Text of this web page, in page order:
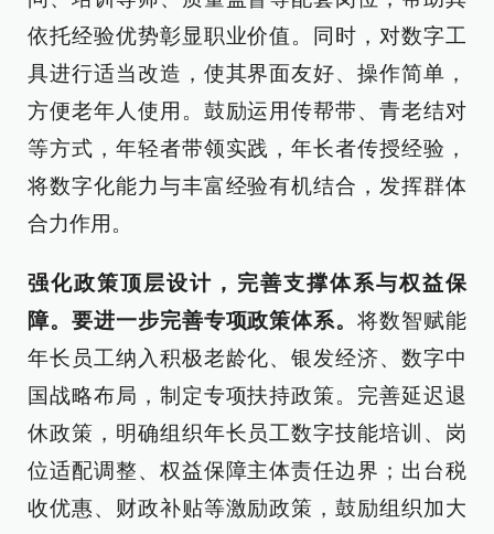
依托经验优势彰显职业价值。同时，对数字工
具进行适当改造，使其界面友好、操作简单，
方便老年人使用。鼓励运用传帮带、青老结对
等方式，年轻者带领实践，年长者传授经验，
将数字化能力与丰富经验有机结合，发挥群体
合力作用。
强化政策顶层设计，完善支撑体系与权益保
障。要进一步完善专项政策体系。将数智赋能
年长员工纳入积极老龄化、银发经济、数字中
国战略布局，制定专项扶持政策。完善延迟退
休政策，明确组织年长员工数字技能培训、岗
位适配调整、权益保障主体责任边界；出台税
收优惠、财政补贴等激励政策，鼓励组织加大